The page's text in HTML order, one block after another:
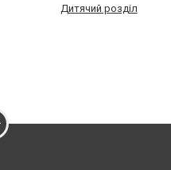
Дитячий розділ